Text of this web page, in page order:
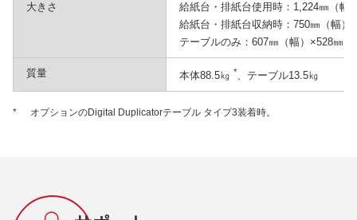
大きさ
給紙台・排紙台使用時：1,224㎜（幅
給紙台・排紙台収納時：750㎜（幅）
テーブルのみ：607㎜（幅）×528㎜
質量 本体88.5㎏ *、テーブル13.5㎏
* オプションのDigital Duplicatorテーブル タイプ3装着時。